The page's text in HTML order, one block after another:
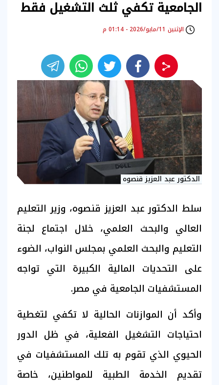
الجامعية تكفي ثلث التشغيل فقط
الإثنين 11/مايو/2026 - 01:14 م
الدكتور عبد العزيز قنصوه
سلط الدكتور عبد العزيز قنصوه، وزير التعليم
العالي والبحث العلمي، خلال اجتماع لجنة
التعليم والبحث العلمي بمجلس النواب، الضوء
على التحديات المالية الكبيرة التي تواجه
المستشفيات الجامعية في مصر.
وأكد أن الموازنات الحالية لا تكفي لتغطية
احتياجات التشغيل الفعلية، في ظل الدور
الحيوي الذي تقوم به تلك المستشفيات في
تقديم الخدمة الطبية للمواطنين، خاصة